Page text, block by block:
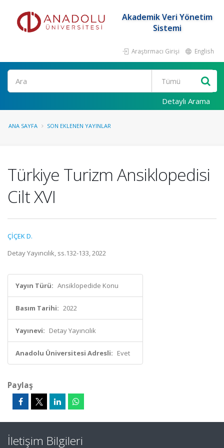
Akademik Veri Yönetim
Sistemi
Araştırmacı Girişi English
Ara
Detaylı Arama
ANA SAYFA SON EKLENEN YAYINLAR
Türkiye Turizm Ansiklopedisi
Cilt XVI
ÇİÇEK D.
Detay Yayıncılık, ss.132-133, 2022
Yayın Türü: Ansiklopedide Konu
Basım Tarihi: 2022
Yayınevi: Detay Yayıncılık
Anadolu Üniversitesi Adresli: Evet
Paylaş
İletişim Bilgileri